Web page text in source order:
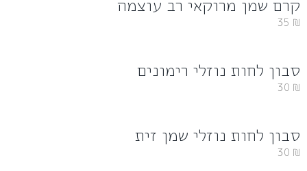
קרם שמן מרוקאי רב עוצמה
35 ₪
סבון לחות נוזלי רימונים
30 ₪
סבון לחות נוזלי שמן זית
30 ₪